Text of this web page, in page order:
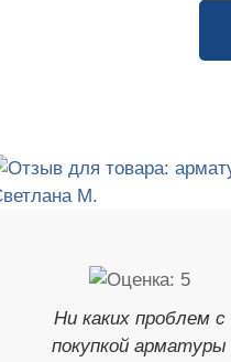
Ни каких проблем с
покупкой арматуры